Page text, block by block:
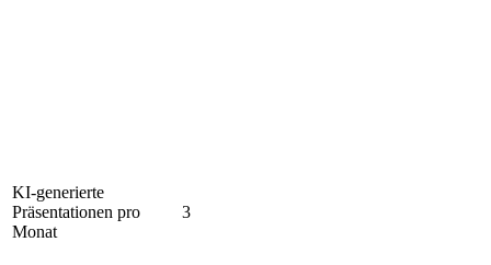
KI-generierte
Präsentationen pro
Monat
3